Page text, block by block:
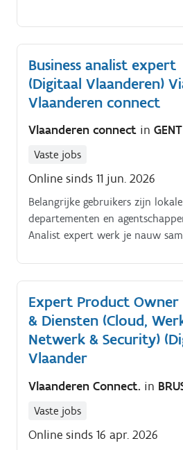
Business analist expert
(Digitaal Vlaanderen)
Vlaanderen connect
Vlaanderen connect in GENT
Vaste jobs
Online sinds 11 jun. 2026
Belangrijke gebruikers zijn
departementen en
Analist expert werk je nauw
Expert Product
& Diensten (Cloud,
Netwerk & Security)
Vlaander
Vlaanderen Connect. in
Vaste jobs
Online sinds 16 apr. 2026